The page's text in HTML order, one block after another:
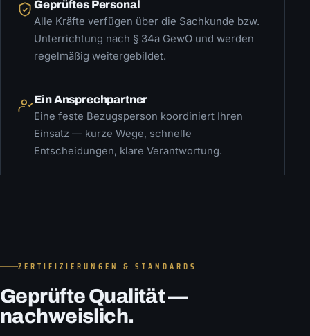
Geprüftes Personal
Alle Kräfte verfügen über die Sachkunde bzw.
Unterrichtung nach § 34a GewO und werden
regelmäßig weitergebildet.
Ein Ansprechpartner
Eine feste Bezugsperson koordiniert Ihren
Einsatz — kurze Wege, schnelle
Entscheidungen, klare Verantwortung.
ZERTIFIZIERUNGEN & STANDARDS
Geprüfte Qualität —
nachweislich.